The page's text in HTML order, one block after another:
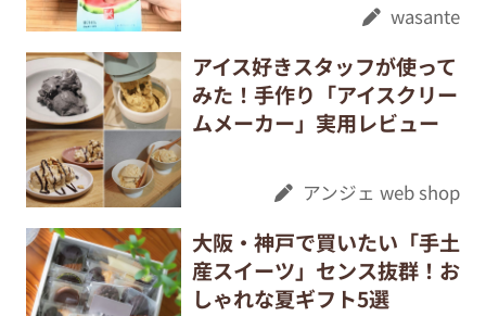
wasante
アイス好きスタッフが使って
みた！手作り「アイスクリー
ムメーカー」実用レビュー
アンジェ web shop
大阪・神戸で買いたい「手土
産スイーツ」センス抜群！お
しゃれな夏ギフト5選